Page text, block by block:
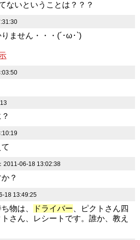
ないということは？？？
ません・・・(´･ω･`)
：2011-06-18 13:02:38
？
18 13:49:25
物は、 ドライバー 、ピクトさん四
さん、レシートです。誰か、教え